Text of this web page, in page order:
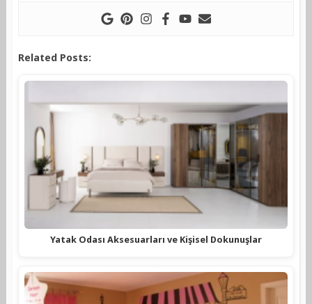
Related Posts:
Yatak Odası Aksesuarları ve Kişisel Dokunuşlar